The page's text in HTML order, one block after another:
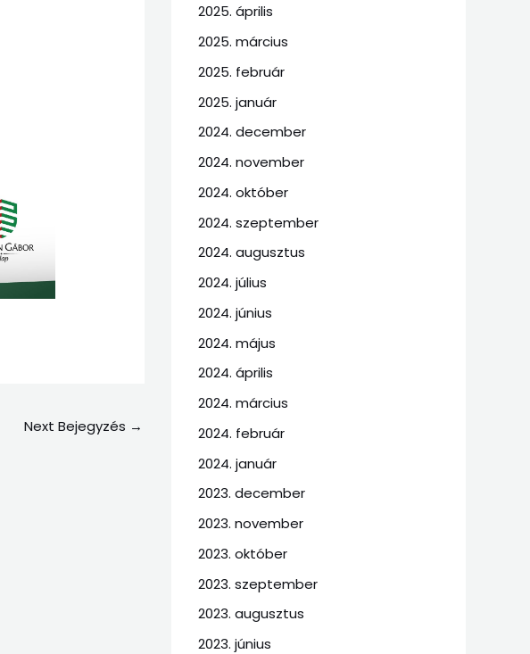
Next Bejegyzés →
2025. április
2025. március
2025. február
2025. január
2024. december
2024. november
2024. október
2024. szeptember
2024. augusztus
2024. július
2024. június
2024. május
2024. április
2024. március
2024. február
2024. január
2023. december
2023. november
2023. október
2023. szeptember
2023. augusztus
2023. június